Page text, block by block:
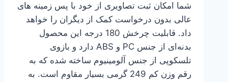
شما امکان ثبت تصاویری از خود با پس زمینه های
عالی بدون درخواست کمک از دیگران را خواهد
داد. قابلیت چرخش 180 درجه این محصول
بدنه‌ای از جنس PC و ABS دارد و بازوی
تلسکوپی از جنس آلومینیوم ساخته شده که به
رقم وزن کم 249 گرمی بسیار مقاوم است. به